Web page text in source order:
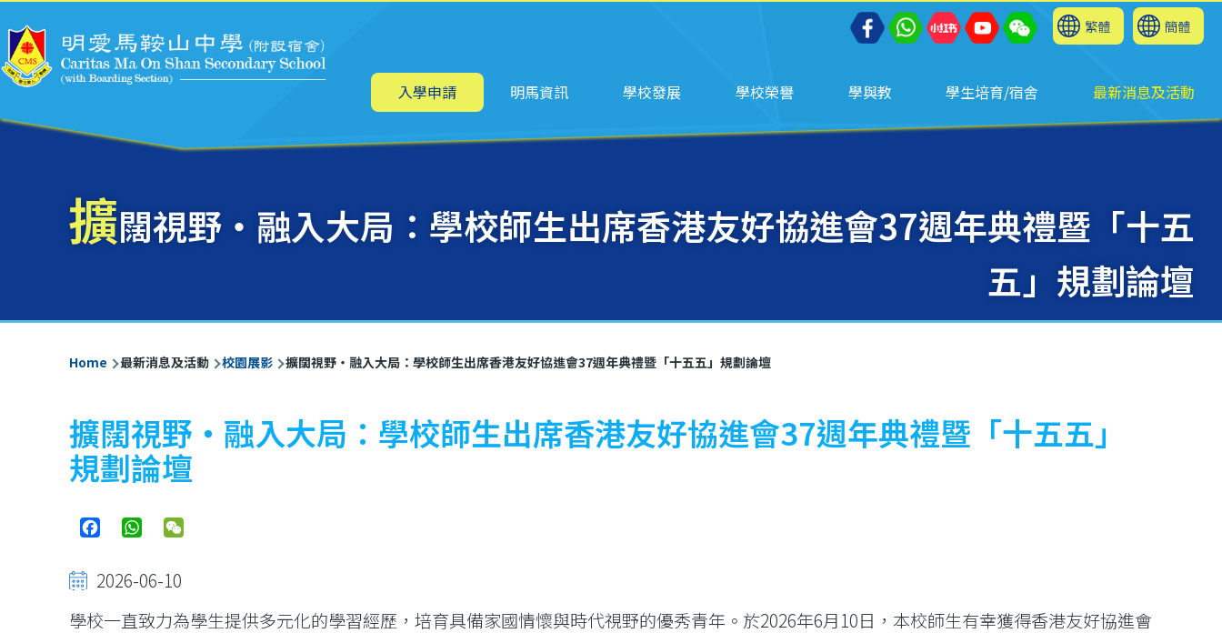
繁體 簡體
Main
入學申請 明馬資訊 學校發展 學校榮譽 學與教 學生培育/宿舍 最新消息及活動
擴闊視野・融入大局：學校師生出席香港友好協進會37週年典禮暨「十五
五」規劃論壇
Breadcrumb
Home 最新消息及活動 校園展影 擴闊視野・融入大局：學校師生出席香港友好協進會37週年典禮暨「十五五」規劃論壇
擴闊視野・融入大局：學校師生出席香港友好協進會37週年典禮暨「十五五」
規劃論壇
FacebookWhatsApp
2026-06-10
學校一直致力為學生提供多元化的學習經歷，培育具備家國情懷與時代視野的優秀青年。於2026年6月10日，本校師生有幸獲得香港友好協進會